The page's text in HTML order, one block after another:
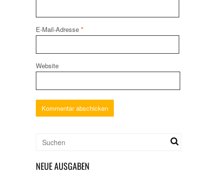
E-Mail-Adresse *
Website
NEUE AUSGABEN